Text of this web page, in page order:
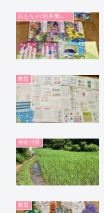
教育
神奈川県
教育